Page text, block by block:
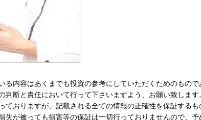
る内容はあくまでも投資の参考にしていただくためのもので
判断と責任において行って下さいますよう、お願い致しま
ておりますが、記載される全ての情報の正確性を保証するも
失が被っても損害等の保証は一切行っておりませんので、予